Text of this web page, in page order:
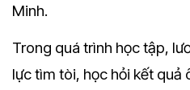
Minh.
Trong quá trình học tập,
lực tìm tòi, học hỏi kết quả